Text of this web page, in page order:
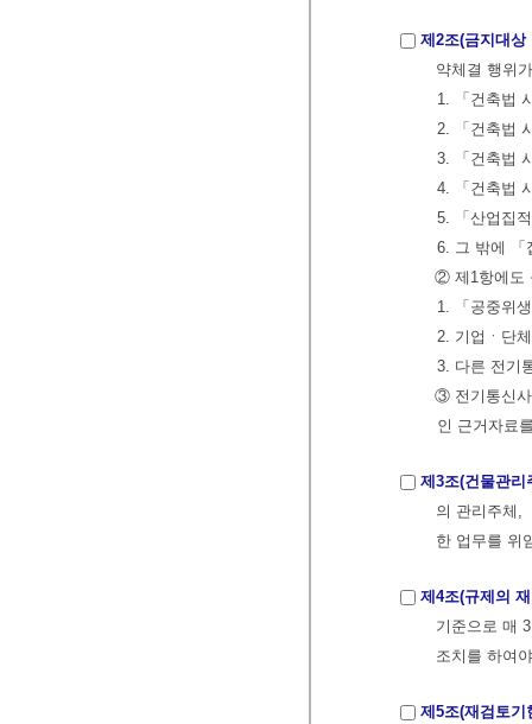
제2조(금지대상
약체결 행위
1. 「건축법
2. 「건축법
3. 「건축법
4. 「건축법
5. 「산업집
6. 그 밖에 「
② 제1항에도
1. 「공중위
2. 기업ㆍ단
3. 다른 전기
③ 전기통신사
인 근거자료
제3조(건물관리
의 관리주체,
한 업무를 위
제4조(규제의
기준으로 매
조치를 하여
제5조(재검토기